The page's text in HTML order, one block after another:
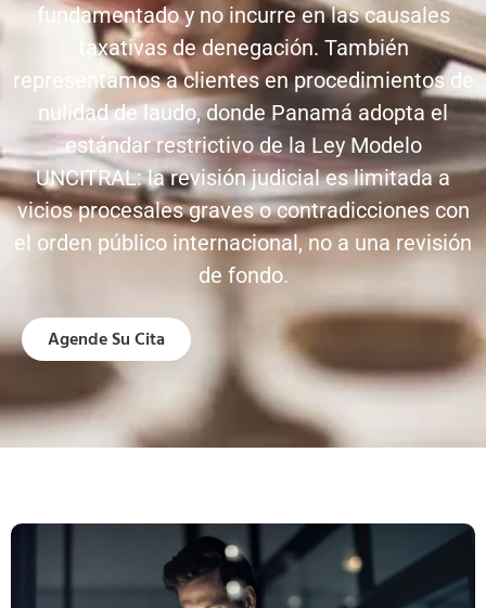
fundamentado y no incurre en las causales
taxativas de denegación. También
representamos a clientes en procedimientos de
nulidad de laudo, donde Panamá adopta el
estándar restrictivo de la Ley Modelo
UNCITRAL: la revisión judicial es limitada a
vicios procesales graves o contradicciones con
el orden público internacional, no a una revisión
de fondo.
Agende Su Cita